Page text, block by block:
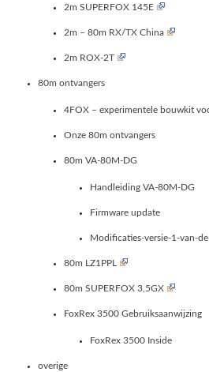
2m SUPERFOX 145E
2m – 80m RX/TX China
2m ROX-2T
80m ontvangers
4FOX – experimentele bouwkit
Onze 80m ontvangers
80m VA-80M-DG
Handleiding VA-80M-DG
Firmware update
Modificaties-versie-1-van-
80m LZ1PPL
80m SUPERFOX 3,5GX
FoxRex 3500 Gebruiksaanwijzing
FoxRex 3500 Inside
overige